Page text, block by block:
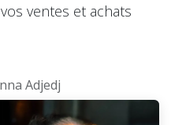
ventes et achats
Adjedj